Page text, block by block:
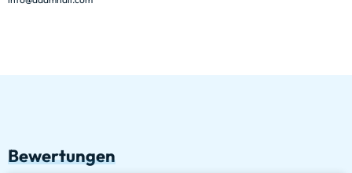
Bewertungen